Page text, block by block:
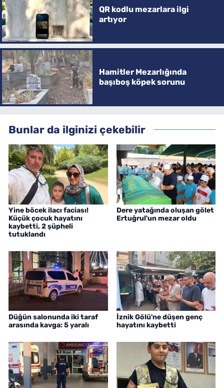
QR kodlu mezarlara ilgi
artıyor
Hamitler Mezarlığında
başıboş köpek sorunu
Bunlar da ilginizi çekebilir
Yine böcek ilacı faciası!
Küçük çocuk hayatını
kaybetti, 2 şüpheli
tutuklandı
Dere yatağında oluşan gölet
Ertuğrul'un mezar oldu
Düğün salonunda iki taraf
arasında kavga: 5 yaralı
İznik Gölü'ne düşen genç
hayatını kaybetti